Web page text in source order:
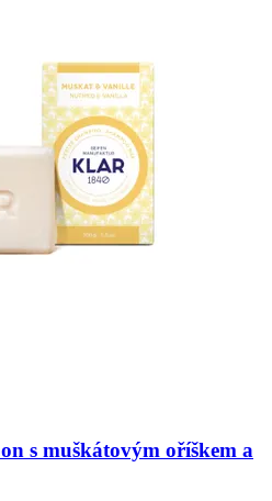
s muškátovým oříškem a